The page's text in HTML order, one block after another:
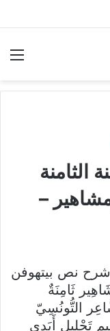
–
شرح نص بيتهوفن
ثَامِنَةٌ
التُّونُسِيّ
تَحْلِيل أَبَدِي